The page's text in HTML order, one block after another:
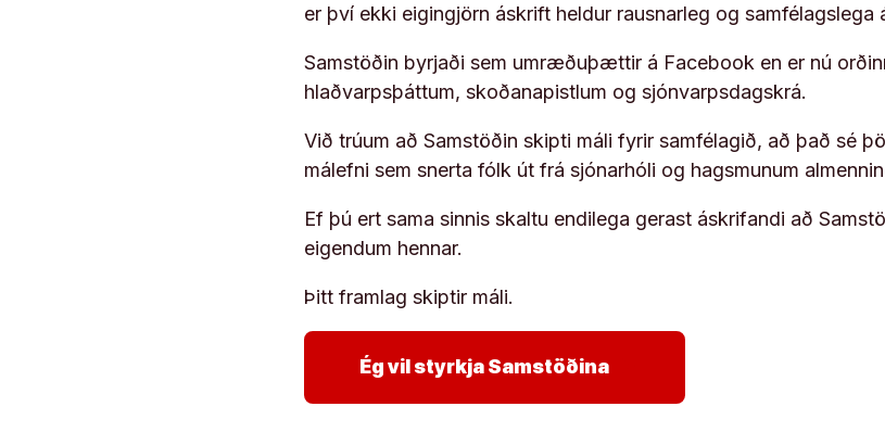
er því ekki eigingjörn áskrift heldur rausnarleg og samfélagslega
Samstöðin byrjaði sem umræðuþættir á Facebook en er nú
hlaðvarpsþáttum, skoðanapistlum og sjónvarpsdagskrá.
Við trúum að Samstöðin skipti máli fyrir samfélagið, að það sé
málefni sem snerta fólk út frá sjónarhóli og hagsmunum
Ef þú ert sama sinnis skaltu endilega gerast áskrifandi að
eigendum hennar.
Þitt framlag skiptir máli.
Ég vil styrkja Samstöðina